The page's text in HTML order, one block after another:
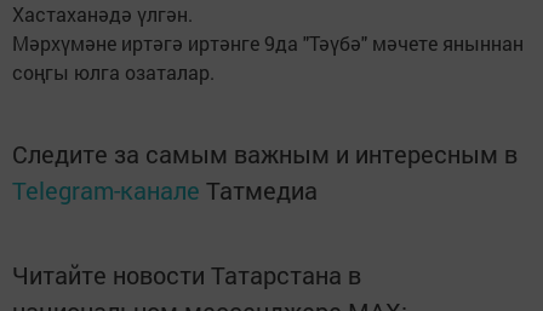
Хастаханәдә үлгән.
Мәрхүмәне иртәгә иртәнге 9да "Тәүбә" мәчете яныннан
соңгы юлга озаталар.
Следите за самым важным и интересным в
Telegram-канале Татмедиа
Читайте новости Татарстана в